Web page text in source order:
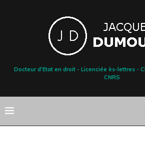
Docteur d'Etat en droit - Licenciée ès-lettres -
CNRS